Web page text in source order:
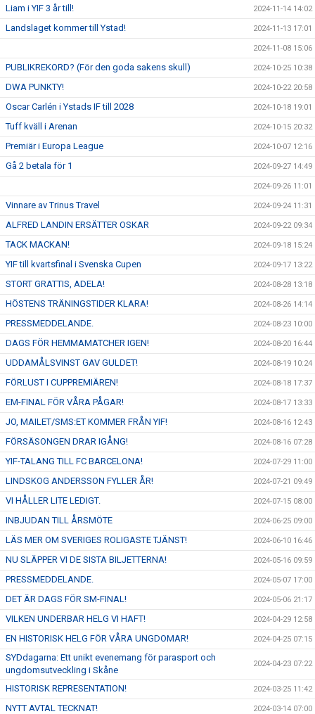
Liam i YIF 3 år till! 2024-11-14 14:02
Landslaget kommer till Ystad! 2024-11-13 17:01
2024-11-08 15:06
PUBLIKREKORD? (För den goda sakens skull) 2024-10-25 10:38
DWA PUNKTY! 2024-10-22 20:58
Oscar Carlén i Ystads IF till 2028 2024-10-18 19:01
Tuff kväll i Arenan 2024-10-15 20:32
Premiär i Europa League 2024-10-07 12:16
Gå 2 betala för 1 2024-09-27 14:49
2024-09-26 11:01
Vinnare av Trinus Travel 2024-09-24 11:31
ALFRED LANDIN ERSÄTTER OSKAR 2024-09-22 09:34
TACK MACKAN! 2024-09-18 15:24
YIF till kvartsfinal i Svenska Cupen 2024-09-17 13:22
STORT GRATTIS, ADELA! 2024-08-28 13:18
HÖSTENS TRÄNINGSTIDER KLARA! 2024-08-26 14:14
PRESSMEDDELANDE. 2024-08-23 10:00
DAGS FÖR HEMMAMATCHER IGEN! 2024-08-20 16:44
UDDAMÅLSVINST GAV GULDET! 2024-08-19 10:24
FÖRLUST I CUPPREMIÄREN! 2024-08-18 17:37
EM-FINAL FÖR VÅRA PÅGAR! 2024-08-17 13:33
JO, MAILET/SMS:ET KOMMER FRÅN YIF! 2024-08-16 12:43
FÖRSÄSONGEN DRAR IGÅNG! 2024-08-16 07:28
YIF-TALANG TILL FC BARCELONA! 2024-07-29 11:00
LINDSKOG ANDERSSON FYLLER ÅR! 2024-07-21 09:49
VI HÅLLER LITE LEDIGT. 2024-07-15 08:00
INBJUDAN TILL ÅRSMÖTE 2024-06-25 09:00
LÄS MER OM SVERIGES ROLIGASTE TJÄNST! 2024-06-10 16:46
NU SLÄPPER VI DE SISTA BILJETTERNA! 2024-05-16 09:59
PRESSMEDDELANDE. 2024-05-07 17:00
DET ÄR DAGS FÖR SM-FINAL! 2024-05-06 21:17
VILKEN UNDERBAR HELG VI HAFT! 2024-04-29 12:58
EN HISTORISK HELG FÖR VÅRA UNGDOMAR! 2024-04-25 07:15
SYDdagarna: Ett unikt evenemang för parasport och
ungdomsutveckling i Skåne
2024-04-23 07:22
HISTORISK REPRESENTATION! 2024-03-25 11:42
NYTT AVTAL TECKNAT! 2024-03-14 07:00